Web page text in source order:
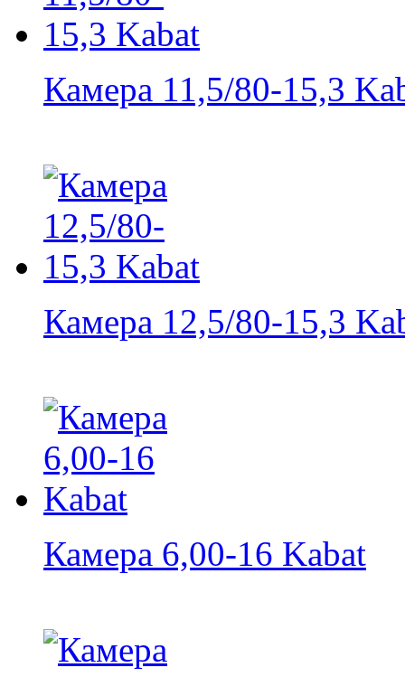
Камера 11,5/80-15,3
Камера 12,5/80-15,3
Камера 6,00-16 Kabat